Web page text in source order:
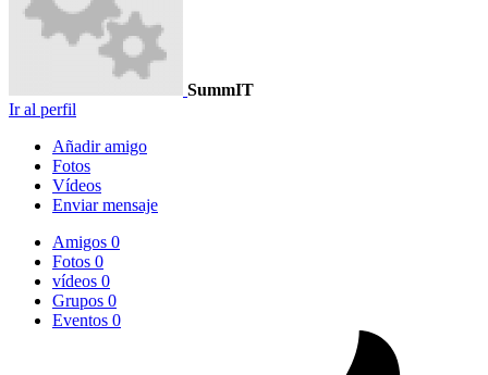
SummIT
Ir al perfil
Añadir amigo
Fotos
Vídeos
Enviar mensaje
Amigos 0
Fotos 0
vídeos 0
Grupos 0
Eventos 0